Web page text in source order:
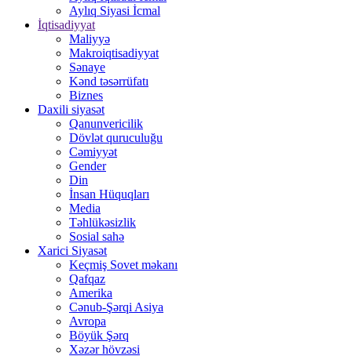
Aylıq Siyasi İcmal
İqtisadiyyat
Maliyyə
Makroiqtisadiyyat
Sənaye
Kənd təsərrüfatı
Biznes
Daxili siyasət
Qanunvericilik
Dövlət quruculuğu
Cəmiyyət
Gender
Din
İnsan Hüquqları
Media
Təhlükəsizlik
Sosial sahə
Xarici Siyasət
Keçmiş Sovet məkanı
Qafqaz
Amerika
Cənub-Şərqi Asiya
Avropa
Böyük Şərq
Xəzər hövzəsi